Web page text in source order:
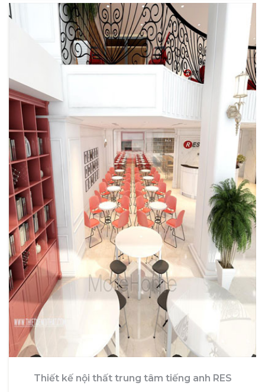
Thiết kế nội thất trung tâm tiếng anh RES